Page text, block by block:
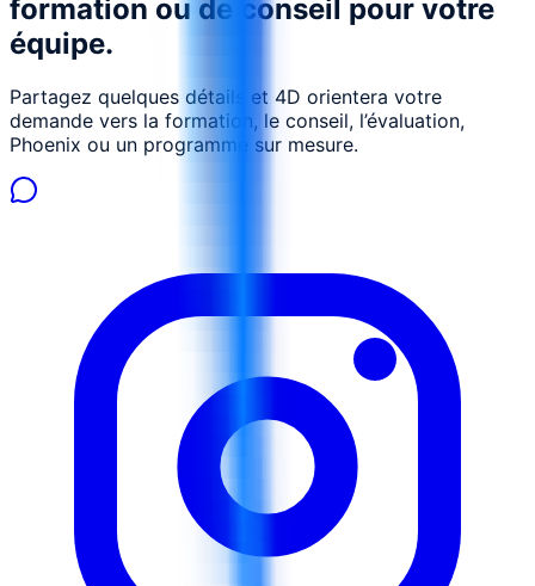
formation ou de conseil pour votre
équipe.
Partagez quelques détails et 4D orientera votre
demande vers la formation, le conseil, l’évaluation,
Phoenix ou un programme sur mesure.